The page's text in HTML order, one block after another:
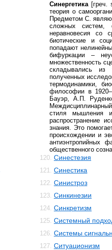
Синергетика[греч.
теория о
Предметом С.
сложных систем,
неравновесия со
биотические и
попадают
бифуркации –
множественность
складывались из
полученных
термодинамики,
философии в
Бауэр, А.П.
стиля мышления и
распространение
знания. Это
происхождении и
антиэнтропийных
общественного
120. Синестезия
121. Синестика
122. Синистроз
123. Синкинезии
124. Синкретизм
125. Системный
126. Системы
127. Ситуационизм